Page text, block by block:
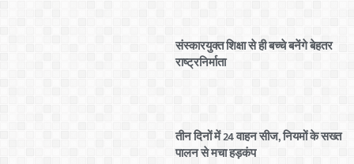
संस्कारयुक्त शिक्षा से ही बच्चे बनेंगे बेहतर
राष्ट्रनिर्माता
तीन दिनों में 24 वाहन सीज, नियमों के सख्त
पालन से मचा हड़कंप